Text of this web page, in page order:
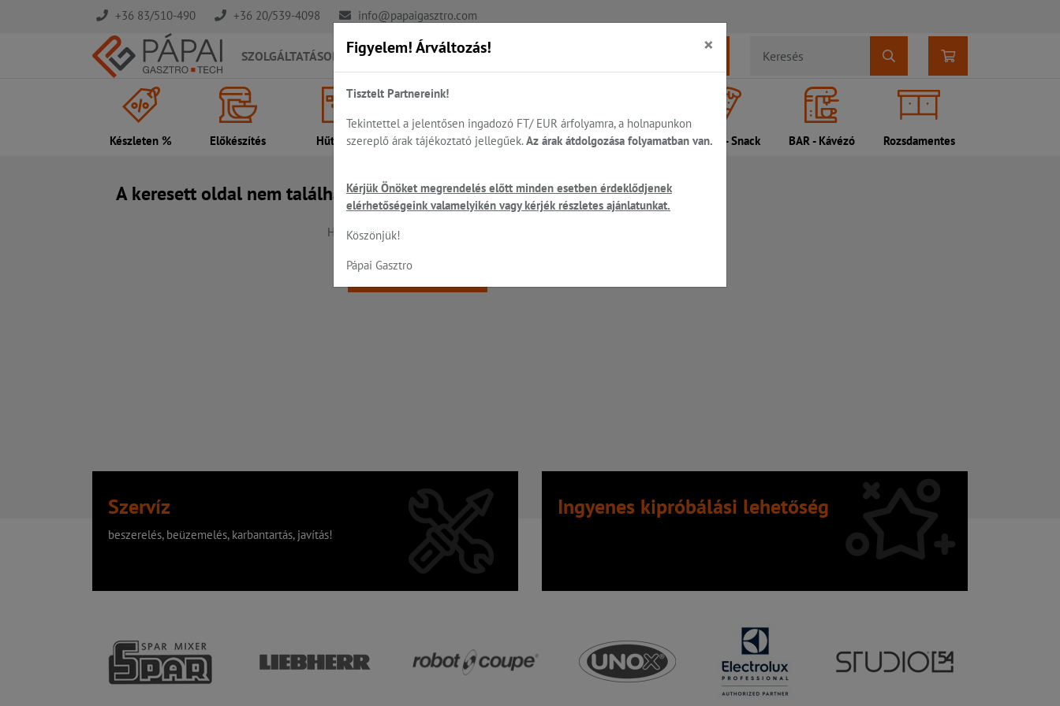
+36 83/510-490 +36 20/539-4098 info@papaigasztro.com
SZOLGÁLTATÁSOK REFERENCIÁK AKTUÁLIS
Készleten % Előkészítés Hűtés... Sütés - főzés Cukrászat... Mosogatás HENDI - Snack BAR - Kávézó Rozsdamentes
A keresett oldal nem található
Hiba, a keresett oldal nem található!
Vissza a főoldalra
Szervíz
beszerelés, beüzemelés, karbantartás, javítás!
Ingyenes kipróbálási lehetőség
Figyelem! Árváltozás! ×
Tisztelt Partnereink!
Tekintettel a jelentősen ingadozó FT/ EUR árfolyamra, a holnapunkon
szereplő árak tájékoztató jellegűek. Az árak átdolgozása folyamatban van.
Kérjük Önöket megrendelés előtt minden esetben érdeklődjenek
elérhetőségeink valamelyikén vagy kérjék részletes ajánlatunkat.
Köszönjük!
Pápai Gasztro